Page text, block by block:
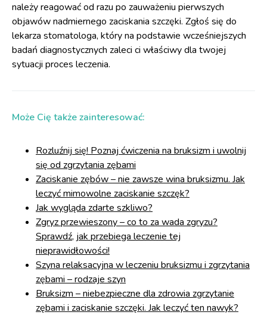
należy reagować od razu po zauważeniu pierwszych
objawów nadmiernego zaciskania szczęki. Zgłoś się do
lekarza stomatologa, który na podstawie wcześniejszych
badań diagnostycznych zaleci ci właściwy dla twojej
sytuacji proces leczenia.
Może Cię także zainteresować:
Rozluźnij się! Poznaj ćwiczenia na bruksizm i uwolnij
się od zgrzytania zębami
Zaciskanie zębów – nie zawsze wina bruksizmu. Jak
leczyć mimowolne zaciskanie szczęk?
Jak wygląda zdarte szkliwo?
Zgryz przewieszony – co to za wada zgryzu?
Sprawdź, jak przebiega leczenie tej
nieprawidłowości!
Szyna relaksacyjna w leczeniu bruksizmu i zgrzytania
zębami – rodzaje szyn
Bruksizm – niebezpieczne dla zdrowia zgrzytanie
zębami i zaciskanie szczęki. Jak leczyć ten nawyk?